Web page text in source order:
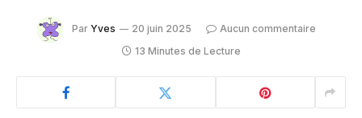
Par Yves 20 juin 2025
Aucun commentaire
13 Minutes de Lecture